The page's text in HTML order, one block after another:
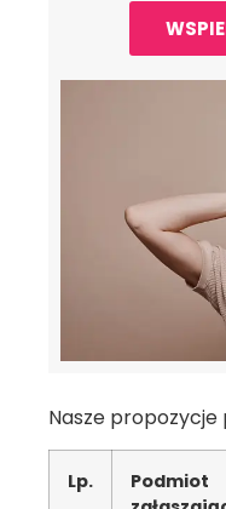
Nasze propozycje
Lp.
Podmiot